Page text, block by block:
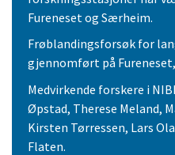
Fureneset og Særheim.
Frøblandingsforsøk for
gjennomført på
Medvirkende forskere i
Øpstad, Therese Meland,
Kirsten Tørressen, Lars
Flaten.